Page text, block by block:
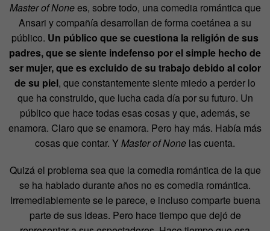
Master of Nonees, sobre todo, una comedia romántica que
Ansari y compañía desarrollan de forma coetánea a su
público. Un público que se cuestiona la religión de sus
padres, que se siente indefenso por el simple hecho de
ser mujer, que es excluido de su trabajo debido al color
de su piel, que constantemente siente miedo a perder lo
que ha construido, que lucha cada día por su futuro. Un
público que hace todas esas cosas y que, además, se
enamora. Claro que se enamora. Pero hay más. Había más
cosas que contar. YMaster of None las cuenta.
Quizá el problema sea que la comedia romántica de la que
se ha hablado durante años no es comedia romántica.
Irremediablemente se le parece, e incluso comparte buena
parte de sus ideas. Pero hace tiempo que dejó de